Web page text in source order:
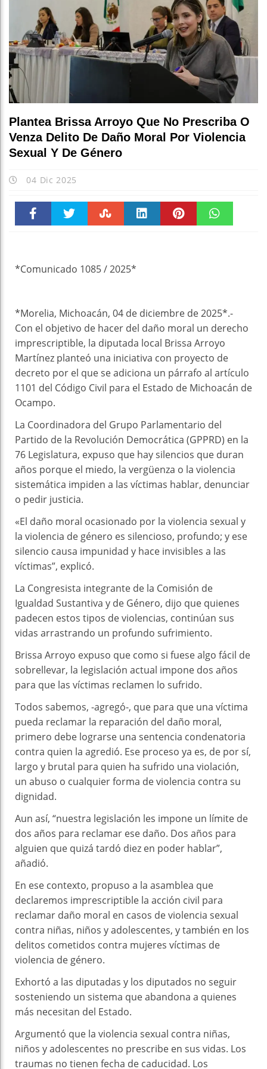
Plantea Brissa Arroyo Que No Prescriba O
Venza Delito De Daño Moral Por Violencia
Sexual Y De Género
04 Dic 2025
*Comunicado 1085 / 2025*
*Morelia, Michoacán, 04 de diciembre de 2025*.-
Con el objetivo de hacer del daño moral un derecho
imprescriptible, la diputada local Brissa Arroyo
Martínez planteó una iniciativa con proyecto de
decreto por el que se adiciona un párrafo al artículo
1101 del Código Civil para el Estado de Michoacán de
Ocampo.
La Coordinadora del Grupo Parlamentario del
Partido de la Revolución Democrática (GPPRD) en la
76 Legislatura, expuso que hay silencios que duran
años porque el miedo, la vergüenza o la violencia
sistemática impiden a las víctimas hablar, denunciar
o pedir justicia.
«El daño moral ocasionado por la violencia sexual y
la violencia de género es silencioso, profundo; y ese
silencio causa impunidad y hace invisibles a las
víctimas”, explicó.
La Congresista integrante de la Comisión de
Igualdad Sustantiva y de Género, dijo que quienes
padecen estos tipos de violencias, continúan sus
vidas arrastrando un profundo sufrimiento.
Brissa Arroyo expuso que como si fuese algo fácil de
sobrellevar, la legislación actual impone dos años
para que las víctimas reclamen lo sufrido.
Todos sabemos, -agregó-, que para que una víctima
pueda reclamar la reparación del daño moral,
primero debe lograrse una sentencia condenatoria
contra quien la agredió. Ese proceso ya es, de por sí,
largo y brutal para quien ha sufrido una violación,
un abuso o cualquier forma de violencia contra su
dignidad.
Aun así, “nuestra legislación les impone un límite de
dos años para reclamar ese daño. Dos años para
alguien que quizá tardó diez en poder hablar”,
añadió.
En ese contexto, propuso a la asamblea que
declaremos imprescriptible la acción civil para
reclamar daño moral en casos de violencia sexual
contra niñas, niños y adolescentes, y también en los
delitos cometidos contra mujeres víctimas de
violencia de género.
Exhortó a las diputadas y los diputados no seguir
sosteniendo un sistema que abandona a quienes
más necesitan del Estado.
Argumentó que la violencia sexual contra niñas,
niños y adolescentes no prescribe en sus vidas. Los
traumas no tienen fecha de caducidad. Los